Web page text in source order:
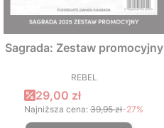
Sagrada: Zestaw promocyjny
PRODUCENT
REBEL
Cena promocyjna
29,00 zł
Najniższa cena: 39,95 zł-27%